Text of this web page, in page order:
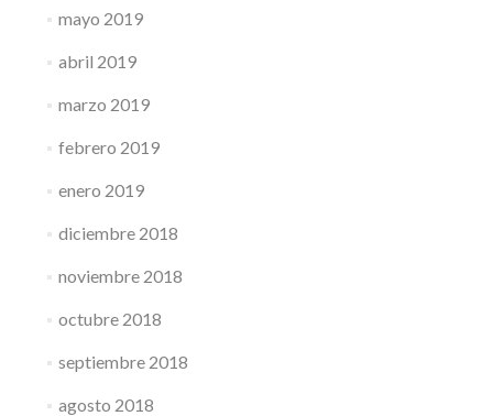
mayo 2019
abril 2019
marzo 2019
febrero 2019
enero 2019
diciembre 2018
noviembre 2018
octubre 2018
septiembre 2018
agosto 2018